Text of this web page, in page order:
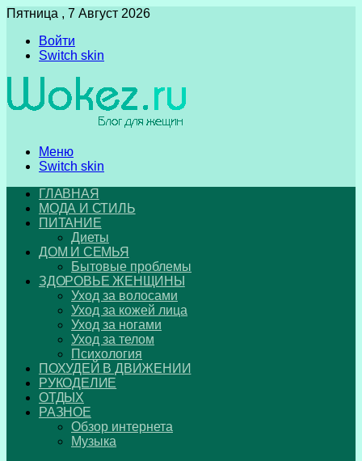
Пятница , 7 Август 2026
Войти
Switch skin
Меню
Switch skin
ГЛАВНАЯ
МОДА И СТИЛЬ
ПИТАНИЕ
Диеты
ДОМ И СЕМЬЯ
Бытовые проблемы
ЗДОРОВЬЕ ЖЕНЩИНЫ
Уход за волосами
Уход за кожей лица
Уход за ногами
Уход за телом
Психология
ПОХУДЕЙ В ДВИЖЕНИИ
РУКОДЕЛИЕ
ОТДЫХ
РАЗНОЕ
Обзор интернета
Музыка